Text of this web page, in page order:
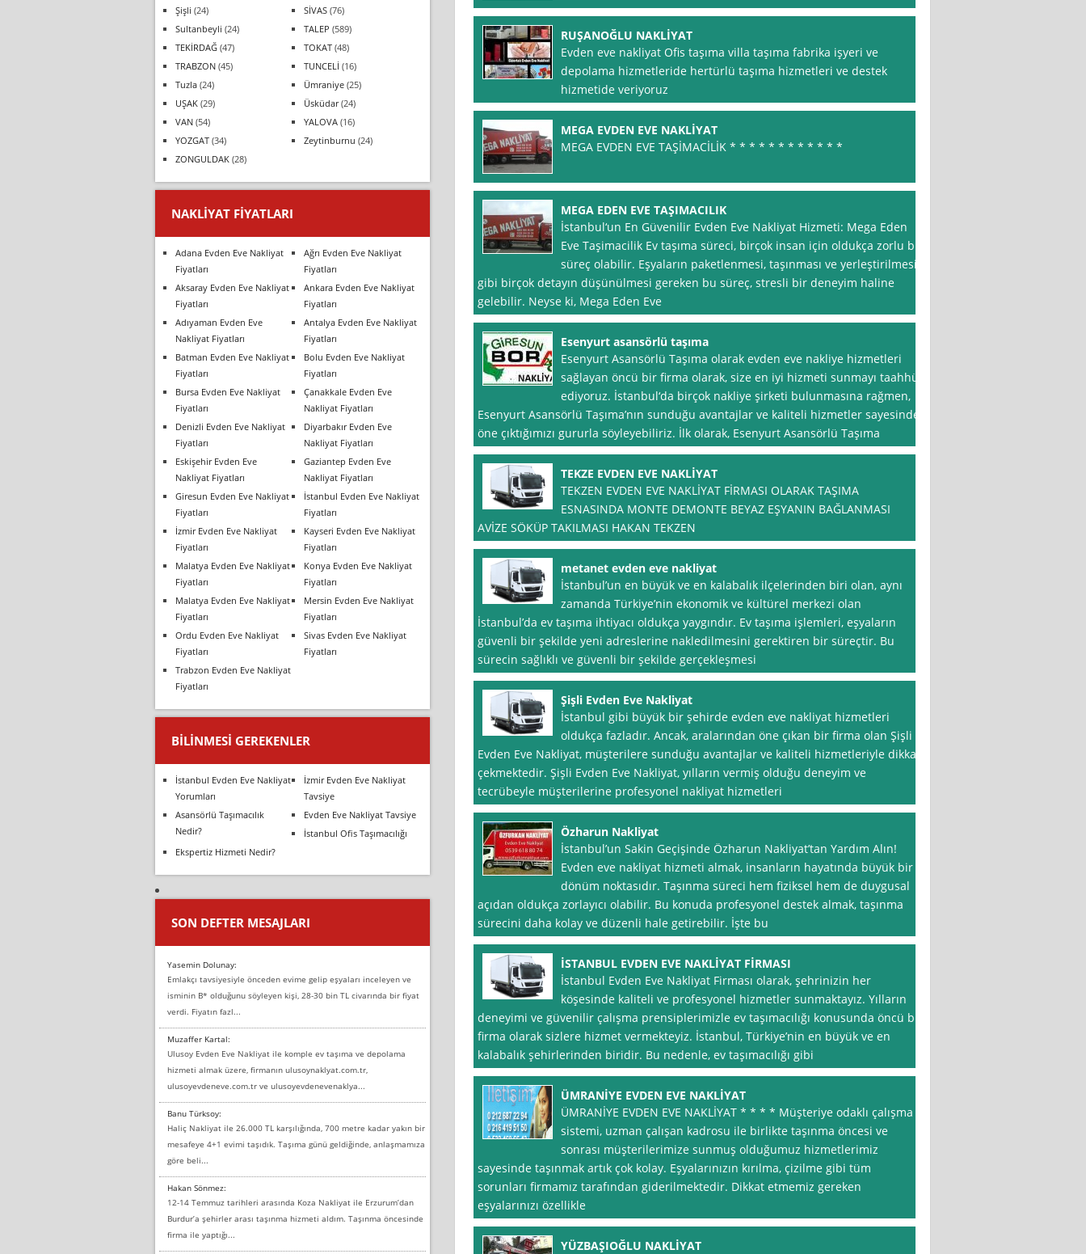
RUŞANOĞLU NAKLİYAT
Evden eve nakliyat Ofis taşıma villa taşıma fabrika işyeri ve
depolama hizmetleride hertürlü taşıma hizmetleri ve destek
hizmetide veriyoruz
MEGA EVDEN EVE NAKLİYAT
MEGA EVDEN EVE TAŞİMACİLİK * * * * * * * * * * * *
MEGA EDEN EVE TAŞIMACILIK
İstanbul‘un En Güvenilir Evden Eve Nakliyat Hizmeti: Mega Eden
Eve Taşimacilik Ev taşıma süreci, birçok insan için oldukça zorlu bir
süreç olabilir. Eşyaların paketlenmesi, taşınması ve yerleştirilmesi
gibi birçok detayın düşünülmesi gereken bu süreç, stresli bir deneyim haline
gelebilir. Neyse ki, Mega Eden Eve
Esenyurt asansörlü taşıma
Esenyurt Asansörlü Taşıma olarak evden eve nakliye hizmetleri
sağlayan öncü bir firma olarak, size en iyi hizmeti sunmayı taahhüt
ediyoruz. İstanbul‘da birçok nakliye şirketi bulunmasına rağmen,
Esenyurt Asansörlü Taşıma’nın sunduğu avantajlar ve kaliteli hizmetler sayesinde
öne çıktığımızı gururla söyleyebiliriz. İlk olarak, Esenyurt Asansörlü Taşıma
TEKZE EVDEN EVE NAKLİYAT
TEKZEN EVDEN EVE NAKLİYAT FİRMASI OLARAK TAŞIMA
ESNASINDA MONTE DEMONTE BEYAZ EŞYANIN BAĞLANMASI
AVİZE SÖKÜP TAKILMASI HAKAN TEKZEN
metanet evden eve nakliyat
İstanbul’un en büyük ve en kalabalık ilçelerinden biri olan, aynı
zamanda Türkiye’nin ekonomik ve kültürel merkezi olan
İstanbul’da ev taşıma ihtiyacı oldukça yaygındır. Ev taşıma işlemleri, eşyaların
güvenli bir şekilde yeni adreslerine nakledilmesini gerektiren bir süreçtir. Bu
sürecin sağlıklı ve güvenli bir şekilde gerçekleşmesi
Şişli Evden Eve Nakliyat
İstanbul gibi büyük bir şehirde evden eve nakliyat hizmetleri
oldukça fazladır. Ancak, aralarından öne çıkan bir firma olan Şişli
Evden Eve Nakliyat, müşterilere sunduğu avantajlar ve kaliteli hizmetleriyle dikkat
çekmektedir. Şişli Evden Eve Nakliyat, yılların vermiş olduğu deneyim ve
tecrübeyle müşterilerine profesyonel nakliyat hizmetleri
Özharun Nakliyat
İstanbul’un Sakin Geçişinde Özharun Nakliyat’tan Yardım Alın!
Evden eve nakliyat hizmeti almak, insanların hayatında büyük bir
dönüm noktasıdır. Taşınma süreci hem fiziksel hem de duygusal
açıdan oldukça zorlayıcı olabilir. Bu konuda profesyonel destek almak, taşınma
sürecini daha kolay ve düzenli hale getirebilir. İşte bu
İSTANBUL EVDEN EVE NAKLİYAT FİRMASI
İstanbul Evden Eve Nakliyat Firması olarak, şehrinizin her
köşesinde kaliteli ve profesyonel hizmetler sunmaktayız. Yılların
deneyimi ve güvenilir çalışma prensiplerimizle ev taşımacılığı konusunda öncü bir
firma olarak sizlere hizmet vermekteyiz. İstanbul, Türkiye’nin en büyük ve en
kalabalık şehirlerinden biridir. Bu nedenle, ev taşımacılığı gibi
ÜMRANİYE EVDEN EVE NAKLİYAT
ÜMRANİYE EVDEN EVE NAKLİYAT * * * * Müşteriye odaklı çalışma
sistemi, uzman çalışan kadrosu ile birlikte taşınma öncesi ve
sonrası müşterilerimize sunmuş olduğumuz hizmetlerimiz
sayesinde taşınmak artık çok kolay. Eşyalarınızın kırılma, çizilme gibi tüm
sorunları firmamız tarafından giderilmektedir. Dikkat etmemiz gereken
eşyalarınızı özellikle
YÜZBAŞIOĞLU NAKLİYAT
Şişli (24) SİVAS (76)
Sultanbeyli (24) TALEP (589)
TEKİRDAĞ (47) TOKAT (48)
TRABZON (45) TUNCELİ (16)
Tuzla (24) Ümraniye (25)
UŞAK (29) Üsküdar(24)
VAN (54) YALOVA (16)
YOZGAT (34) Zeytinburnu (24)
ZONGULDAK (28)
NAKLIYAT FIYATLARI
Adana Evden Eve Nakliyat
Fiyatları
Ağrı Evden Eve Nakliyat
Fiyatları
Aksaray Evden Eve Nakliyat
Fiyatları
Ankara Evden Eve Nakliyat
Fiyatları
Adıyaman Evden Eve
Nakliyat Fiyatları
Antalya Evden Eve Nakliyat
Fiyatları
Batman Evden Eve Nakliyat
Fiyatları
Bolu Evden Eve Nakliyat
Fiyatları
Bursa Evden Eve Nakliyat
Fiyatları
Çanakkale Evden Eve
Nakliyat Fiyatları
Denizli Evden Eve Nakliyat
Fiyatları
Diyarbakır Evden Eve
Nakliyat Fiyatları
Eskişehir Evden Eve
Nakliyat Fiyatları
Gaziantep Evden Eve
Nakliyat Fiyatları
Giresun Evden Eve Nakliyat
Fiyatları
İstanbul Evden Eve Nakliyat
Fiyatları
İzmir Evden Eve Nakliyat
Fiyatları
Kayseri Evden Eve Nakliyat
Fiyatları
Malatya Evden Eve Nakliyat
Fiyatları
Konya Evden Eve Nakliyat
Fiyatları
Malatya Evden Eve Nakliyat
Fiyatları
Mersin Evden Eve Nakliyat
Fiyatları
Ordu Evden Eve Nakliyat
Fiyatları
Sivas Evden Eve Nakliyat
Fiyatları
Trabzon Evden Eve Nakliyat
Fiyatları
BILINMESI GEREKENLER
İstanbul Evden Eve Nakliyat
Yorumları
İzmir Evden Eve Nakliyat
Tavsiye
Asansörlü Taşımacılık
Nedir?
Evden Eve Nakliyat Tavsiye
İstanbul Ofis Taşımacılığı
Ekspertiz Hizmeti Nedir?
SON DEFTER MESAJLARI
Yasemin Dolunay:
Emlakçı tavsiyesiyle önceden evime gelip eşyaları inceleyen ve
isminin B* olduğunu söyleyen kişi, 28-30 bin TL civarında bir fiyat
verdi. Fiyatın fazl...
Muzaffer Kartal:
Ulusoy Evden Eve Nakliyat ile komple ev taşıma ve depolama
hizmeti almak üzere, firmanın ulusoynaklyat.com.tr,
ulusoyevdeneve.com.tr ve ulusoyevdenevenaklya...
Banu Türksoy:
Haliç Nakliyat ile 26.000 TL karşılığında, 700 metre kadar yakın bir
mesafeye 4+1 evimi taşıdık. Taşıma günü geldiğinde, anlaşmamıza
göre beli...
Hakan Sönmez:
12-14 Temmuz tarihleri arasında Koza Nakliyat ile Erzurum’dan
Burdur’a şehirler arası taşınma hizmeti aldım. Taşınma öncesinde
firma ile yaptığı...